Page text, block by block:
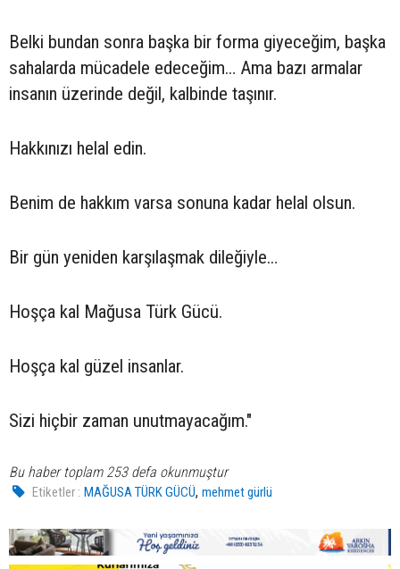
Belki bundan sonra başka bir forma giyeceğim, başka
sahalarda mücadele edeceğim… Ama bazı armalar
insanın üzerinde değil, kalbinde taşınır.
Hakkınızı helal edin.
Benim de hakkım varsa sonuna kadar helal olsun.
Bir gün yeniden karşılaşmak dileğiyle…
Hoşça kal Mağusa Türk Gücü.
Hoşça kal güzel insanlar.
Sizi hiçbir zaman unutmayacağım."
Bu haber toplam 253 defa okunmuştur
Etiketler : MAĞUSA TÜRK GÜCÜ,mehmet gürlü